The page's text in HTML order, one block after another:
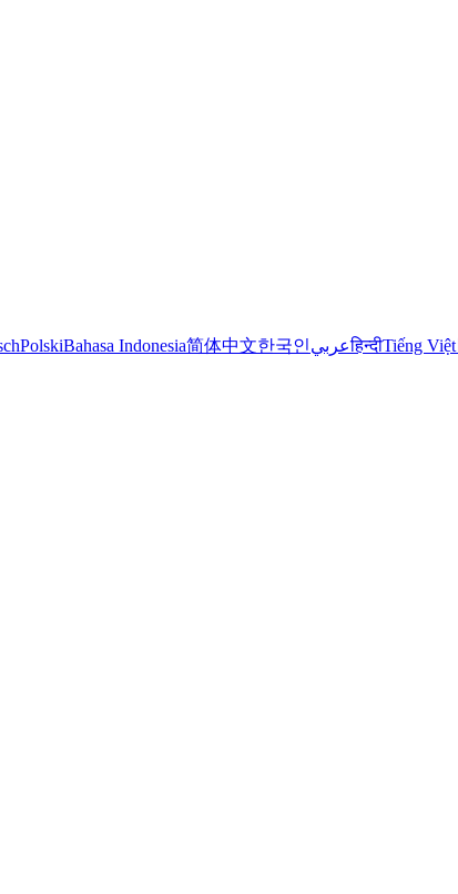
PolskiBahasa Indonesia简体中文한국인عربيहिन्दीTiếng Việt